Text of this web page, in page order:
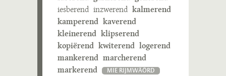
iesberend inzwerend kalmerend
kamperend kaverend
kleinerend klipserend
kopiërend kwiterend logerend
mankerend marcherend
markerend
MIE RIJMWÄÖRD